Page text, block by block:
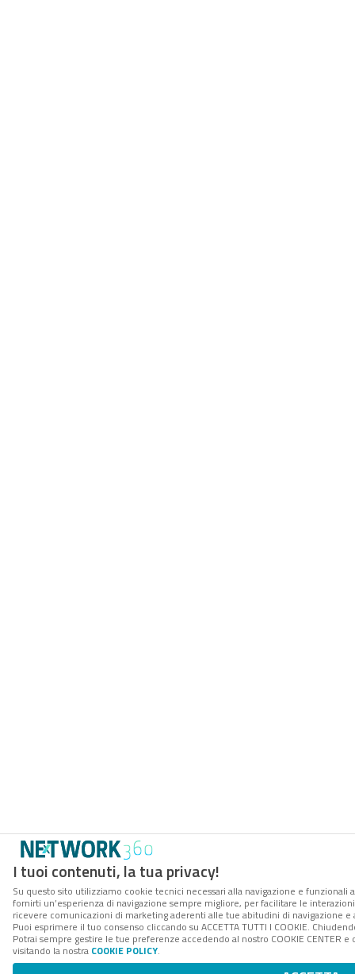
I tuoi contenuti, la tua privacy!
Su questo sito utilizziamo cookie tecnici necessari alla navigazione e
fornirti un’esperienza di navigazione sempre migliore, per facilitare le
ricevere comunicazioni di marketing aderenti alle tue abitudini di navigazione e
Puoi esprimere il tuo consenso cliccando su ACCETTA TUTTI I COOKIE.
Potrai sempre gestire le tue preferenze accedendo al nostro COOKIE
visitando la nostra COOKIE POLICY.